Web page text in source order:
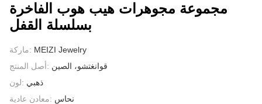
مجموعة مجوهرات هيب هوب الفاخرة
بسلسلة القفل
ماركة: MEIZI Jewelry
أصل المنتج: قوانغتشو، الصين
لون: ذهبي
معادن عادية: نحاس